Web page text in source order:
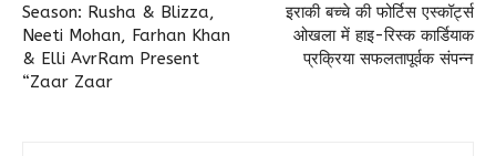
Season: Rusha & Blizza,
Neeti Mohan, Farhan Khan
& Elli AvrRam Present
“Zaar Zaar
इराकी बच्चे की फोर्टिस एस्कॉर्ट्स
ओखला में हाइ-रिस्क कार्डियाक
प्रक्रिया सफलतापूर्वक संपन्न